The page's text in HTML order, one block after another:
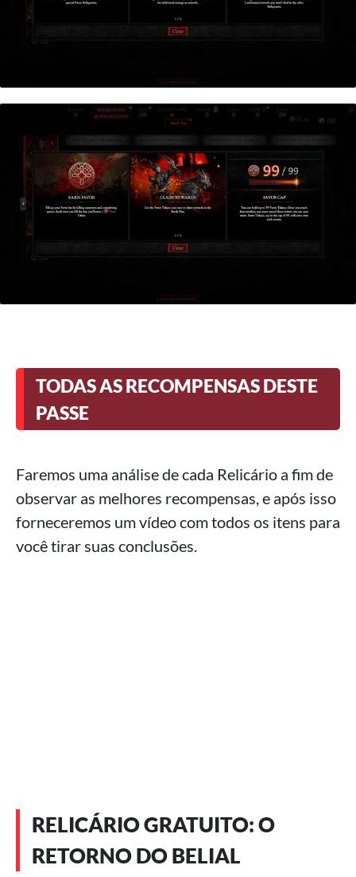
TODAS AS RECOMPENSAS DESTE
PASSE
Faremos uma análise de cada Relicário a fim de
observar as melhores recompensas, e após isso
forneceremos um vídeo com todos os itens para
você tirar suas conclusões.
RELICÁRIO GRATUITO: O
RETORNO DO BELIAL